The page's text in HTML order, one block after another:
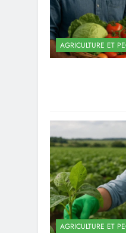
AGRICULTURE ET
AGRICULTURE ET